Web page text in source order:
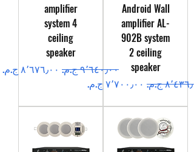
Android Wall
amplifier AL-
902B system
2 ceiling
speaker
عادي
سعر البيع
amplifier
system 4
ceiling
speaker
سعر عادي
سعر البيع